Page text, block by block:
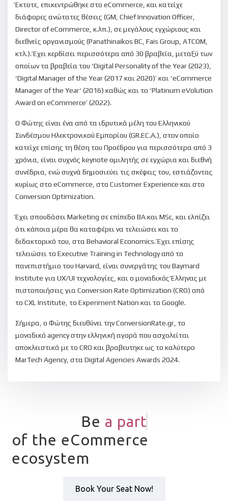
Έκτοτε, επικεντρώθηκε στο eCommerce, και κατείχε
διάφορες ανώτατες θέσεις (GM, Chief Innovation Officer,
Director of eCommerce, κ.λπ.), σε μεγάλους εγχώριους και
διεθνείς οργανισμούς (Panathinaikos BC, Fais Group, ATCOM,
κτλ.). Έχει κερδίσει περισσότερα από 30 βραβεία, μεταξύ των
οποίων τα βραβεία του ‘Digital Personality of the Year (2023),
‘Digital Manager of the Year (2017 και 2020)’ και ‘eCommerce
Manager of the Year‘ (2016) καθώς και το ‘Platinum eVolution
Award on eCommerce’ (2022).
Ο Φώτης είναι ένα από τα ιδρυτικά μέλη του Ελληνικού
Συνδέσμου Ηλεκτρονικού Εμπορίου (GR.EC.A.), στον οποίο
κατείχε επίσης τη θέση του Προέδρου για περισσότερα από 3
χρόνια, είναι συχνός keynote ομιλητής σε εγχώρια και διεθνή
συνέδρια, ενώ συχνά δημοσιεύει τις σκέψεις του, εστιάζοντας
κυρίως στο eCommerce, στο Customer Experience και στo
Conversion Optimization.
Έχει σπουδάσει Marketing σε επίπεδο BA και MSc, και ελπίζει
ότι κάποια μέρα θα καταφέρει να τελειώσει και το
διδακτορικό του, στα Behavioral Economics. Έχει επίσης
τελειώσει το Executive Training in Technology από το
πανεπιστήμιο του Harvard, είναι συνεργάτης του Baymard
Institute για UX/UI τεχνολογίες, και ο μοναδικός Έλληνας με
πιστοποιήσεις για Conversion Rate Optimization (CRO) από
το CXL Institute, το Experiment Nation και το Google.
Σήμερα, ο Φώτης διευθύνει την ConversionRate.gr, το
μοναδικό agency στην ελληνική αγορά που ασχολείται
αποκλειστικά με το CRO και βραβευτηκε ως το καλύτερο
MarTech Agency, στα Digital Agencies Awards 2024.
Be a part
of the eCommerce
ecosystem
Book Your Seat Now!